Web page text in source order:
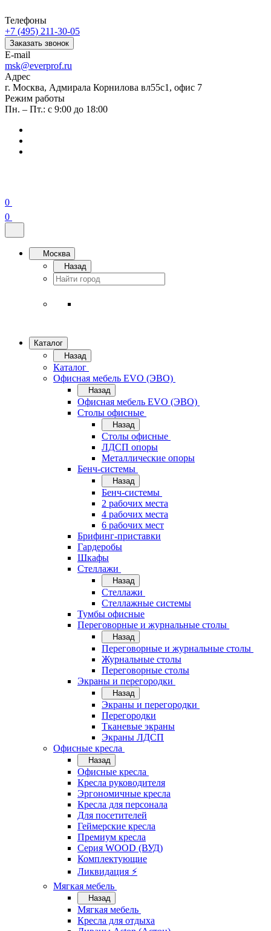
Телефоны
+7 (495) 211-30-05
Заказать звонок
E-mail
msk@everprof.ru
Адрес
г. Москва, Адмирала Корнилова вл55с1, офис 7
Режим работы
Пн. – Пт.: с 9:00 до 18:00
0
0
Москва
Назад
Каталог
Назад
Каталог
Офисная мебель EVO (ЭВО)
Назад
Офисная мебель EVO (ЭВО)
Cтолы офисные
Назад
Cтолы офисные
ЛДСП опоры
Металлические опоры
Бенч-системы
Назад
Бенч-системы
2 рабочих места
4 рабочих места
6 рабочих мест
Брифинг-приставки
Гардеробы
Шкафы
Стеллажи
Назад
Стеллажи
Стеллажные системы
Тумбы офисные
Переговорные и журнальные столы
Назад
Переговорные и журнальные столы
Журнальные столы
Переговорные столы
Экраны и перегородки
Назад
Экраны и перегородки
Перегородки
Тканевые экраны
Экраны ЛДСП
Офисные кресла
Назад
Офисные кресла
Кресла руководителя
Эргономичные кресла
Кресла для персонала
Для посетителей
Геймерские кресла
Премиум кресла
Серия WOOD (ВУД)
Комплектующие
Ликвидация ⚡
Мягкая мебель
Назад
Мягкая мебель
Кресла для отдыха